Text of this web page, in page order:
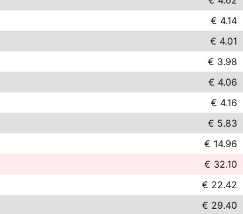
€ 4.14
€ 4.01
€ 3.98
€ 4.06
€ 4.16
€ 5.83
€ 14.96
€ 32.10
€ 22.42
€ 29.40